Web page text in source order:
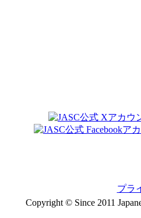
プラ
Copyright © Since 2011